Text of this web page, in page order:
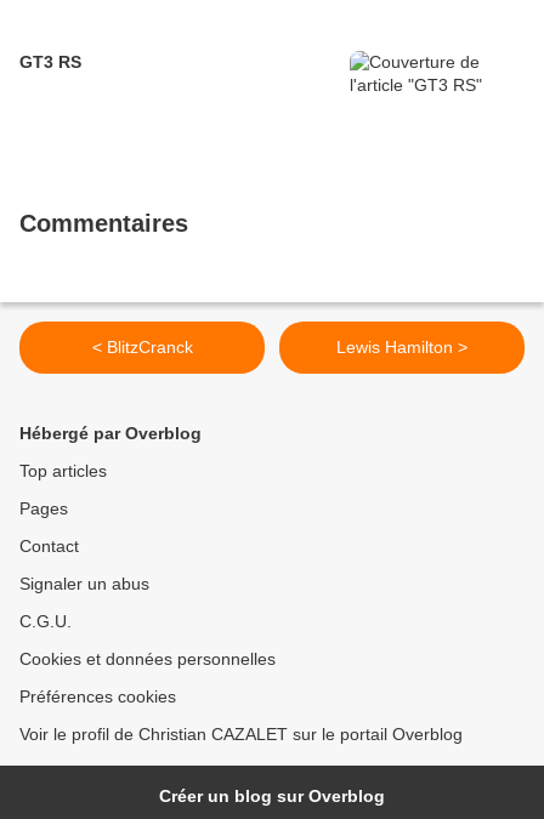
GT3 RS
Commentaires
< BlitzCranck Lewis Hamilton >
Hébergé par Overblog
Top articles
Pages
Contact
Signaler un abus
C.G.U.
Cookies et données personnelles
Préférences cookies
Voir le profil de Christian CAZALET sur le portail Overblog
Créer un blog sur Overblog